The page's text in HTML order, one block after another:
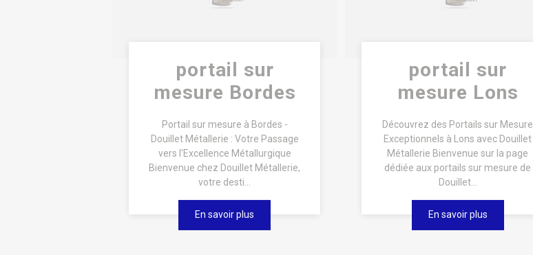
portail sur
mesure Bordes
Portail sur mesure à Bordes -
Douillet Métallerie : Votre Passage
vers l'Excellence Métallurgique
Bienvenue chez Douillet Métallerie,
votre desti...
En savoir plus
portail sur
mesure Lons
Découvrez des Portails sur Mesure
Exceptionnels à Lons avec Douillet
Métallerie Bienvenue sur la page
dédiée aux portails sur mesure de
Douillet...
En savoir plus